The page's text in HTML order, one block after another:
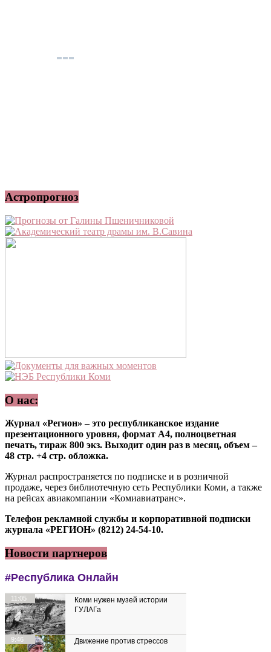
Астропрогноз
О нас:
Журнал «Регион» – это республиканское издание
презентационного уровня, формат А4, полноцветная
печать, тираж 800 экз. Выходит один раз в месяц, объем –
48 стр. +4 стр. обложка.
Журнал распространяется по подписке и в розничной
продаже, через библиотечную сеть Республики Коми, а также
на рейсах авиакомпании «Комиавиатранс».
Телефон рекламной службы и корпоративной подписки
журнала «РЕГИОН» (8212) 24-54-10.
Новости партнеров